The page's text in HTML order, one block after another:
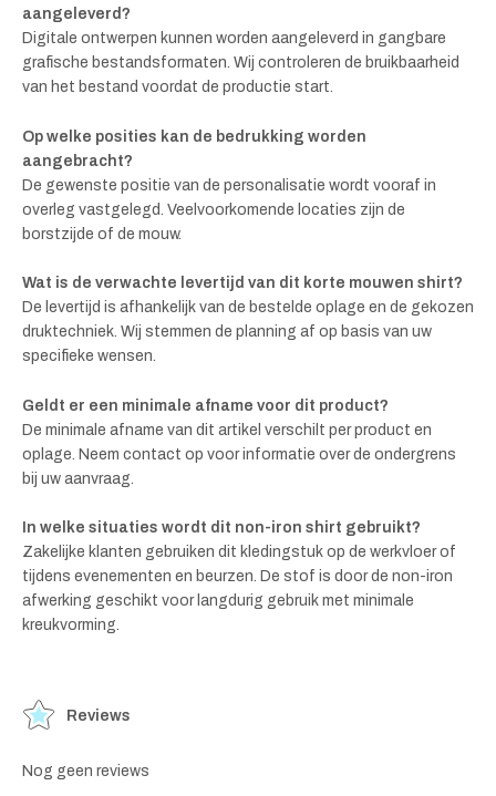
aangeleverd?
Digitale ontwerpen kunnen worden aangeleverd in gangbare
grafische bestandsformaten. Wij controleren de bruikbaarheid
van het bestand voordat de productie start.
Op welke posities kan de bedrukking worden
aangebracht?
De gewenste positie van de personalisatie wordt vooraf in
overleg vastgelegd. Veelvoorkomende locaties zijn de
borstzijde of de mouw.
Wat is de verwachte levertijd van dit korte mouwen shirt?
De levertijd is afhankelijk van de bestelde oplage en de gekozen
druktechniek. Wij stemmen de planning af op basis van uw
specifieke wensen.
Geldt er een minimale afname voor dit product?
De minimale afname van dit artikel verschilt per product en
oplage. Neem contact op voor informatie over de ondergrens
bij uw aanvraag.
In welke situaties wordt dit non-iron shirt gebruikt?
Zakelijke klanten gebruiken dit kledingstuk op de werkvloer of
tijdens evenementen en beurzen. De stof is door de non-iron
afwerking geschikt voor langdurig gebruik met minimale
kreukvorming.
Reviews
Nog geen reviews